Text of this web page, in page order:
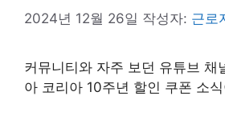
2024년 12월 26일 작성자: 근로
커뮤니티와 자주 보던 유튜브 채
아 코리아 10주년 할인 쿠폰 소